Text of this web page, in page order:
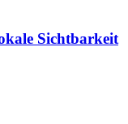
Sichtbarkeit